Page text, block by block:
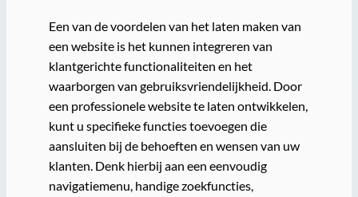
Een van de voordelen van het laten maken van
een website is het kunnen integreren van
klantgerichte functionaliteiten en het
waarborgen van gebruiksvriendelijkheid. Door
een professionele website te laten ontwikkelen,
kunt u specifieke functies toevoegen die
aansluiten bij de behoeften en wensen van uw
klanten. Denk hierbij aan een eenvoudig
navigatiemenu, handige zoekfuncties,